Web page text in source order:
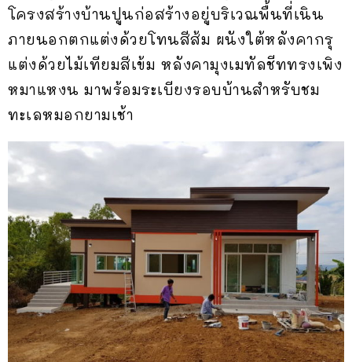
โครงสร้างบ้านปูนก่อสร้างอยู่บริเวณพื้นที่เนิน
ภายนอกตกแต่งด้วยโทนสีส้ม ผนังใต้หลังคากรุ
แต่งด้วยไม้เทียมสีเข้ม หลังคามุงเมทัลชีททรงเพิง
หมาแหงน มาพร้อมระเบียงรอบบ้านสำหรับชม
ทะเลหมอกยามเช้า